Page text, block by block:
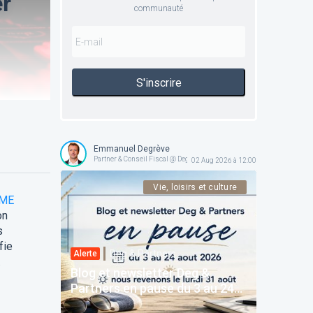
communauté
S'inscrire
Emmanuel Degrève
Partner & Conseil Fiscal @ Deg & Partners02 Aug 2026 à 12:00
Vie, loisirs et culture
Alerte Deg & Partners
Blog et newsletter Deg &
Partners en pause du 3 au 24
août 2026